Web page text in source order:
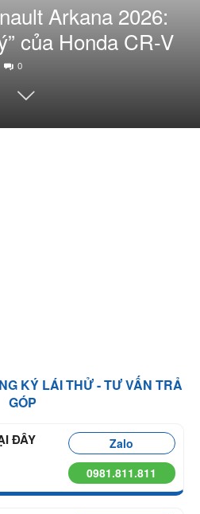
Arkana 2026:
của Honda CR-V
0
KÝ LÁI THỬ - TƯ VẤN TRẢ
GÓP
ĐÂY
Zalo
0981.811.811